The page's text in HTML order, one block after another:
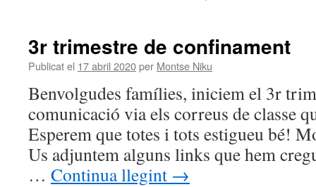
3r trimestre de confinament
Publicat el 17 abril 2020per Montse Niku
Benvolgudes famílies, iniciem el 3r
comunicació via els correus de classe
Esperem que totes i tots estigueu bé!
Us adjuntem alguns links que hem
… Continua llegint →